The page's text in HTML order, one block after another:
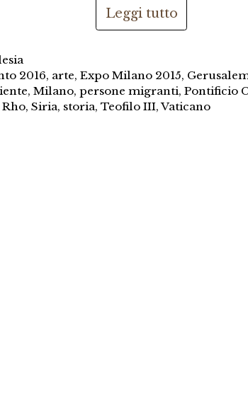
Leggi tutto
2016, arte,Expo Milano 2015,
, Milano, persone migranti, Pontificio
Rho, Siria, storia, Teofilo III,Vaticano